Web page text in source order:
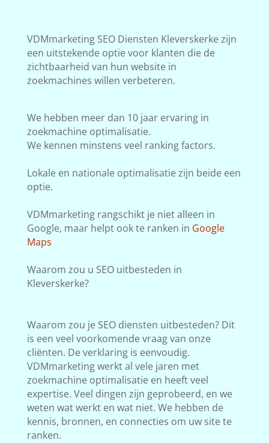
VDMmarketing SEO Diensten Kleverskerke zijn
een uitstekende optie voor klanten die de
zichtbaarheid van hun website in
zoekmachines willen verbeteren.
We hebben meer dan 10 jaar ervaring in
zoekmachine optimalisatie.
We kennen minstens veel ranking factors.
Lokale en nationale optimalisatie zijn beide een
optie.
VDMmarketing rangschikt je niet alleen in
Google, maar helpt ook te ranken in Google
Maps
Waarom zou u SEO uitbesteden in
Kleverskerke?
Waarom zou je SEO diensten uitbesteden? Dit
is een veel voorkomende vraag van onze
cliënten. De verklaring is eenvoudig.
VDMmarketing werkt al vele jaren met
zoekmachine optimalisatie en heeft veel
expertise. Veel dingen zijn geprobeerd, en we
weten wat werkt en wat niet. We hebben de
kennis, bronnen, en connecties om uw site te
ranken.